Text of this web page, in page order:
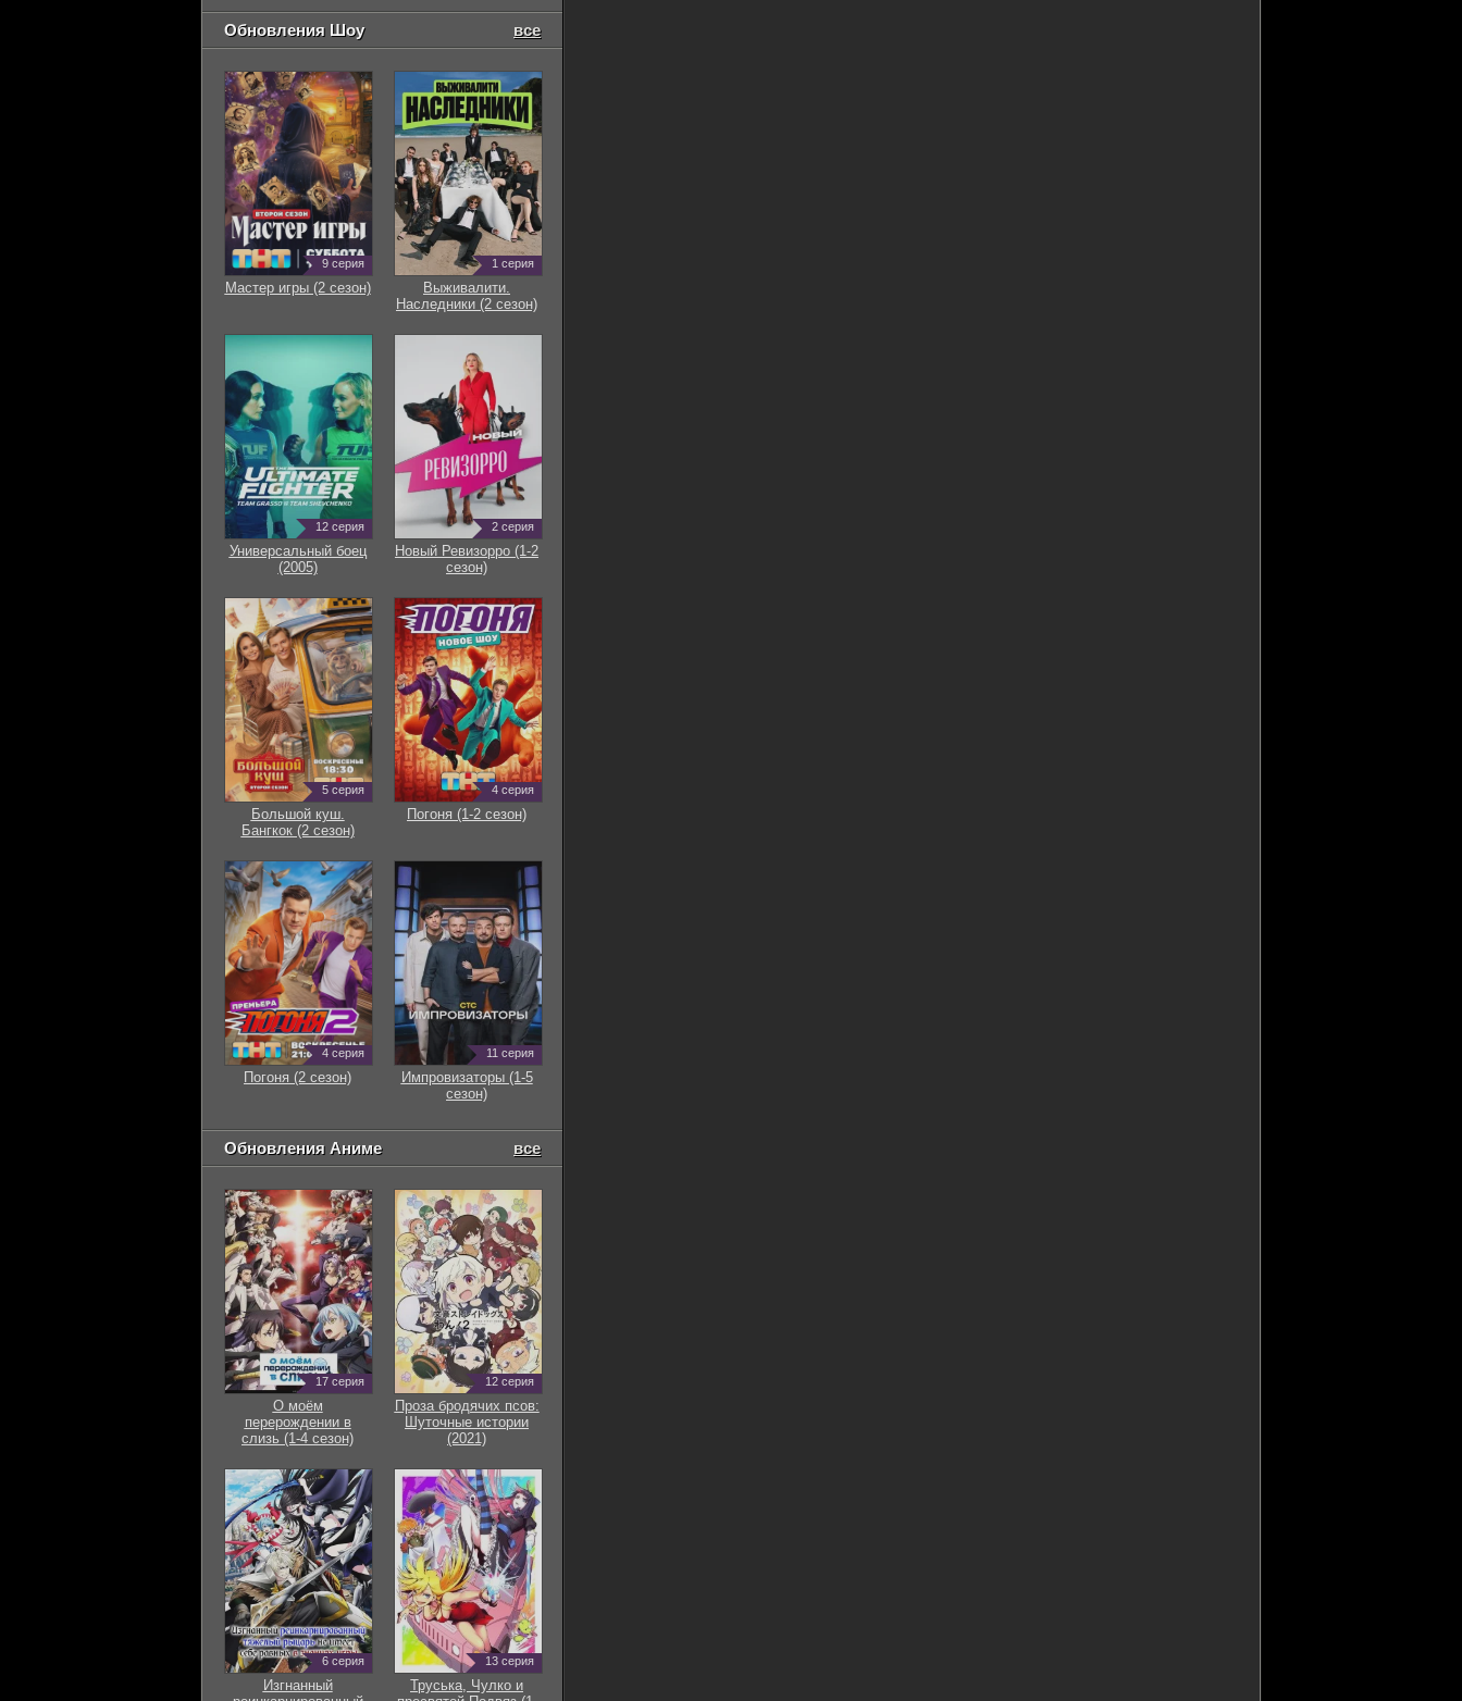
Обновления Шоу все
9 серия
Мастер игры (2 сезон)
1 серия
Выживалити.
Наследники (2 сезон)
12 серия
Универсальный боец
(2005)
2 серия
Новый Ревизорро (1-2
сезон)
5 серия
Большой куш.
Бангкок (2 сезон)
4 серия
Погоня (1-2 сезон)
4 серия
Погоня (2 сезон)
11 серия
Импровизаторы (1-5
сезон)
Обновления Аниме все
17 серия
О моём
перерождении в
слизь (1-4 сезон)
12 серия
Проза бродячих псов:
Шуточные истории
(2021)
6 серия
Изгнанный
13 серия
Труська, Чулко и